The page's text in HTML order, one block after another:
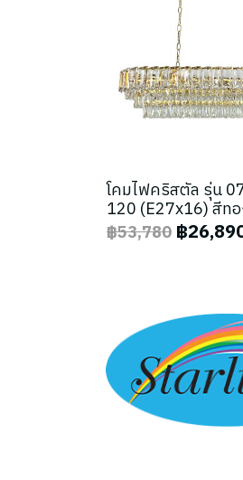
โคมไฟคริสตัล รุ่น
120 (E27x16) สีท
฿53,780 ฿